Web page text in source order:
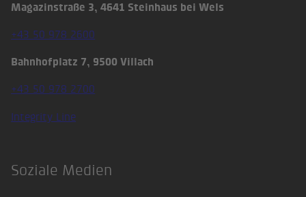
Magazinstraße 3, 4641 Steinhaus bei Wels
+43 50 978 2600
Bahnhofplatz 7, 9500 Villach
+43 50 978 2700
Integrity Line
Soziale Medien